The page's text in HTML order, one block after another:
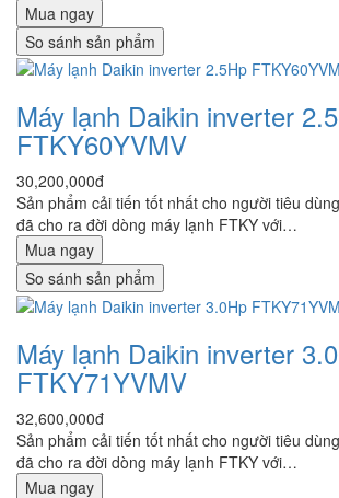
Mua ngay
So sánh sản phẩm
Máy lạnh Daikin inverter
FTKY60YVMV
30,200,000đ
Sản phẩm cải tiến tốt nhất cho người tiêu
đã cho ra đời dòng máy lạnh FTKY với…
Mua ngay
So sánh sản phẩm
Máy lạnh Daikin inverter
FTKY71YVMV
32,600,000đ
Sản phẩm cải tiến tốt nhất cho người tiêu
đã cho ra đời dòng máy lạnh FTKY với…
Mua ngay